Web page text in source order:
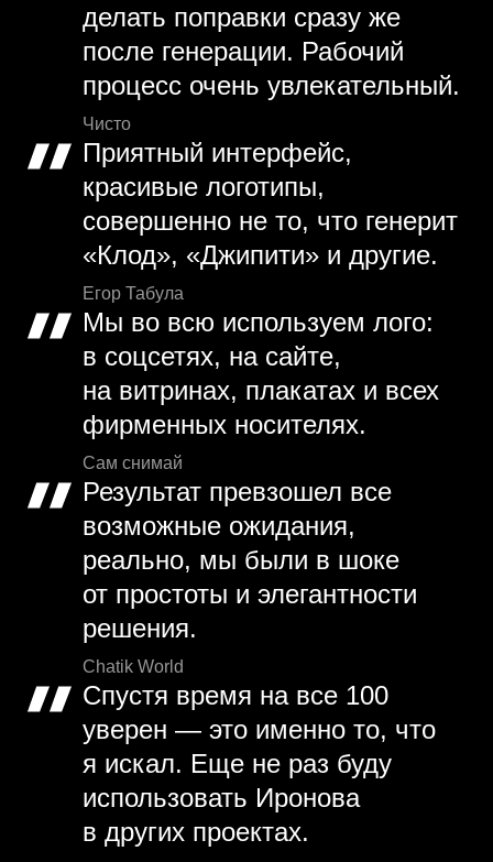
делать поправки сразу же
после генерации. Рабочий
процесс очень увлекательный.
Чисто
Приятный интерфейс,
красивые логотипы,
совершенно не то, что генерит
«Клод», «Джипити» и другие.
Егор Табула
Мы во всю используем лого:
в соцсетях, на сайте,
на витринах, плакатах и всех
фирменных носителях.
Сам снимай
Результат превзошел все
возможные ожидания,
реально, мы были в шоке
от простоты и элегантности
решения.
Chatik World
Спустя время на все 100
уверен — это именно то, что
я искал. Еще не раз буду
использовать Иронова
в других проектах.